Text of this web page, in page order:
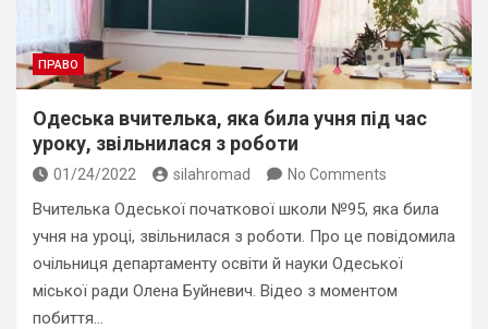
ПРАВО
Одеська вчителька, яка била учня під час
уроку, звільнилася з роботи
01/24/2022 silahromad No Comments
Вчителька Одеської початкової школи №95, яка била
учня на уроці, звільнилася з роботи. Про це повідомила
очільниця департаменту освіти й науки Одеської
міської ради Олена Буйневич. Відео з моментом
побиття…